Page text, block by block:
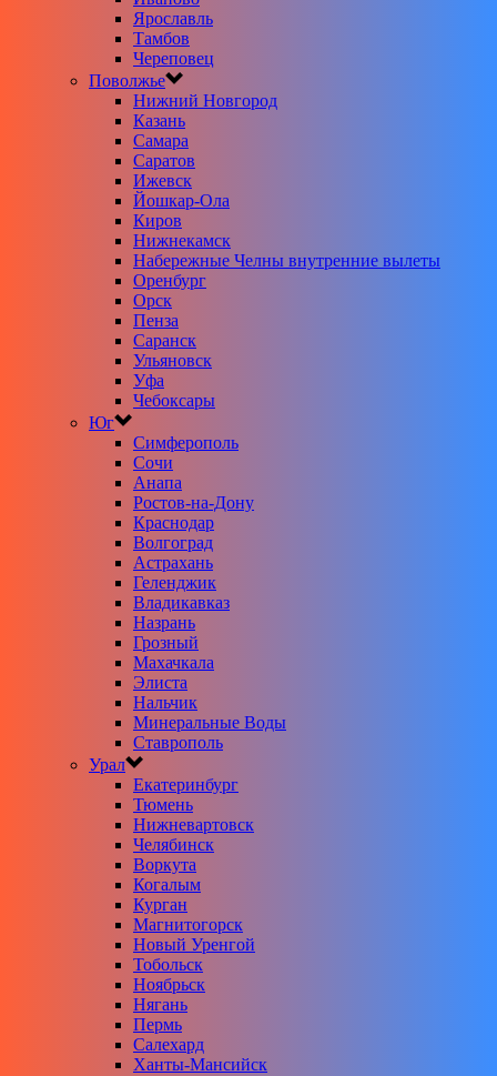
Ярославль
Тамбов
Череповец
Поволжье
Нижний Новгород
Казань
Самара
Саратов
Ижевск
Йошкар-Ола
Киров
Нижнекамск
Набережные Челны внутренние вылеты
Оренбург
Орск
Пенза
Саранск
Ульяновск
Уфа
Чебоксары
Юг
Симферополь
Сочи
Анапа
Ростов-на-Дону
Краснодар
Волгоград
Астрахань
Геленджик
Владикавказ
Назрань
Грозный
Махачкала
Элиста
Нальчик
Минеральные Воды
Ставрополь
Урал
Екатеринбург
Тюмень
Нижневартовск
Челябинск
Воркута
Когалым
Курган
Магнитогорск
Новый Уренгой
Тобольск
Ноябрьск
Нягань
Пермь
Салехард
Ханты-Мансийск